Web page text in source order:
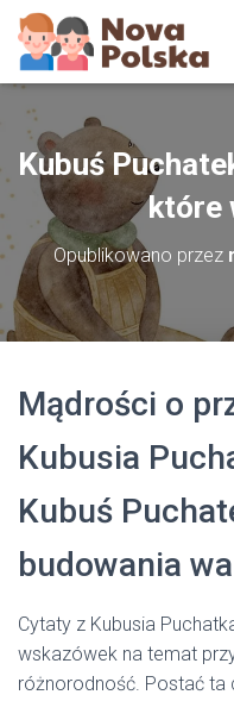
Kubuś
które
Opublikowano przez
Mądrości o
Kubusia
Kubuś
budowania
Cytaty z Kubusia
wskazówek na temat
różnorodność. Postać ta